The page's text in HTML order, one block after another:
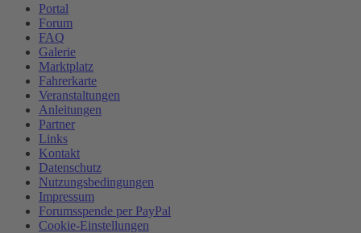
Portal
Forum
FAQ
Galerie
Marktplatz
Fahrerkarte
Veranstaltungen
Anleitungen
Partner
Links
Kontakt
Datenschutz
Nutzungsbedingungen
Impressum
Forumsspende per PayPal
Cookie-Einstellungen